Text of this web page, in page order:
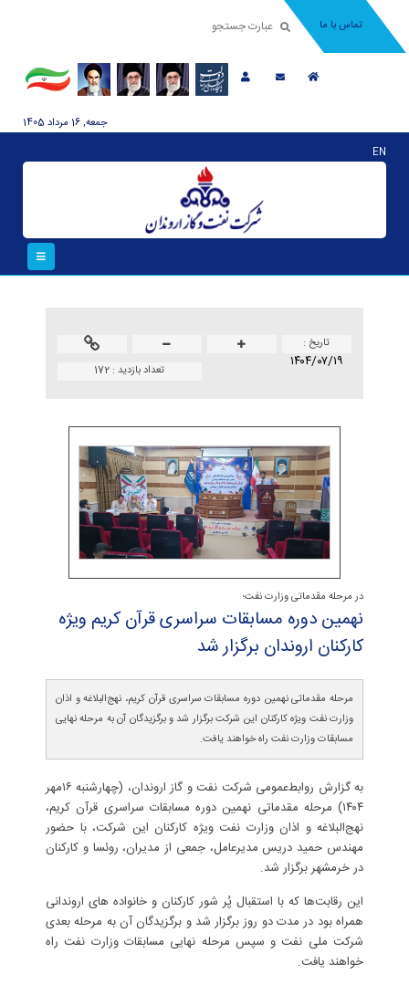
تماس با ما
جمعه, 16 مرداد 1405
EN
تاريخ :
۱۴۰۴/۰۷/۱۹ تعداد بازدید : 172
در مرحله مقدماتی وزارت نفت؛
نهمین دوره مسابقات سراسری قرآن كریم ویژه
كاركنان اروندان برگزار شد
مرحله مقدماتی نهمین دوره مسابقات سراسری قرآن کریم، نهج‌البلاغه و اذان
وزارت نفت ویژه کارکنان این شرکت برگزار شد و برگزیدگان آن به مرحله نهایی
مسابقات وزارت نفت راه خواهند یافت.
به گزارش روابط‌عمومی شرکت نفت و گاز اروندان، (چهارشنبه ۱۶مهر
۱۴۰۴) مرحله مقدماتی نهمین دوره مسابقات سراسری قرآن کریم،
نهج‌البلاغه و اذان وزارت نفت ویژه کارکنان این شرکت، با حضور
مهندس حمید دریس مدیرعامل، جمعی از مدیران، روئسا و کارکنان
در خرمشهر برگزار شد.
این رقابت‌ها که با استقبال پُر شور کارکنان و خانواده های اروندانی
همراه بود در مدت دو روز برگزار شد و برگزیدگان آن به مرحله بعدی
شرکت ملی نفت و سپس مرحله نهایی مسابقات وزارت نفت راه
خواهند یافت.